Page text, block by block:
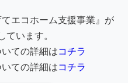
エコホーム支援事業』が
ています。
ての詳細はコチラ
ての詳細はコチラ